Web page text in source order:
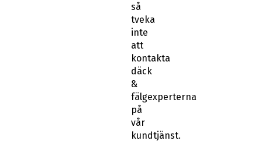
så
tveka
inte
att
kontakta
däck
&
fälgexperterna
på
vår
kundtjänst.